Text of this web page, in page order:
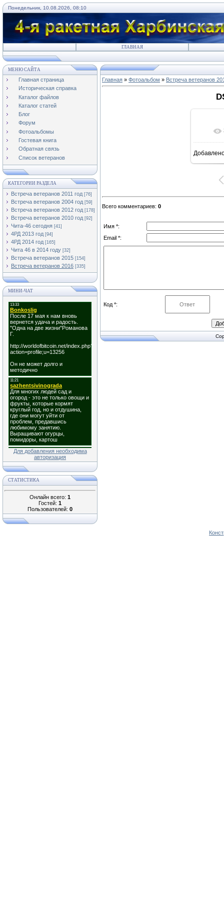
Понедельник, 10.08.2026, 08:10
ГЛАВНАЯ
МЕНЮ САЙТА
Главная страница
Историческая справка
Каталог файлов
Каталог статей
Блог
Форум
Фотоальбомы
Гостевая книга
Обратная связь
Список ветеранов
КАТЕГОРИИ РАЗДЕЛА
Встреча ветеранов 2011 год [76]
Встреча ветеранов 2004 год [59]
Встреча ветеранов 2012 год [178]
Встреча ветеранов 2010 год [92]
Чита-46 сегодня [41]
4РД 2013 год [94]
4РД 2014 год [165]
Чита 46 в 2014 году [32]
Встреча ветеранов 2015 [154]
Встреча ветеранов 2016 [335]
МИНИ-ЧАТ
Для добавления необходима
авторизация
СТАТИСТИКА
Онлайн всего: 1
Гостей: 1
Пользователей: 0
Главная » Фотоальбом » Встреча ветеранов
Всего комментариев: 0
Имя *:
Email *:
Код *: